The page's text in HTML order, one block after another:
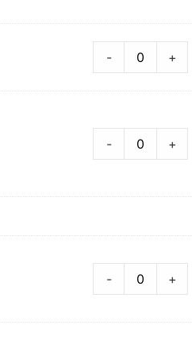
- +
- +
- +